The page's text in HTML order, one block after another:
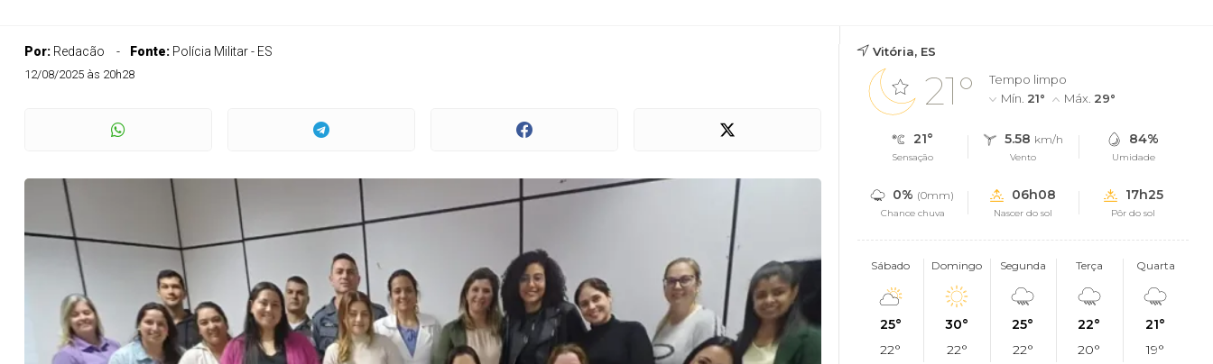
Por: Redacão Fonte: Polícia Militar - ES
12/08/2025 às 20h28
Vitória, ES
21°
Tempo limpo
Mín. 21° Máx. 29°
21°
Sensação
5.58 km/h
Vento
84%
Umidade
0% (0mm)
Chance chuva
06h08
Nascer do sol
17h25
Pôr do sol
Sábado
25°
22°
Domingo
30°
22°
Segunda
25°
22°
Terça
22°
20°
Quarta
21°
19°